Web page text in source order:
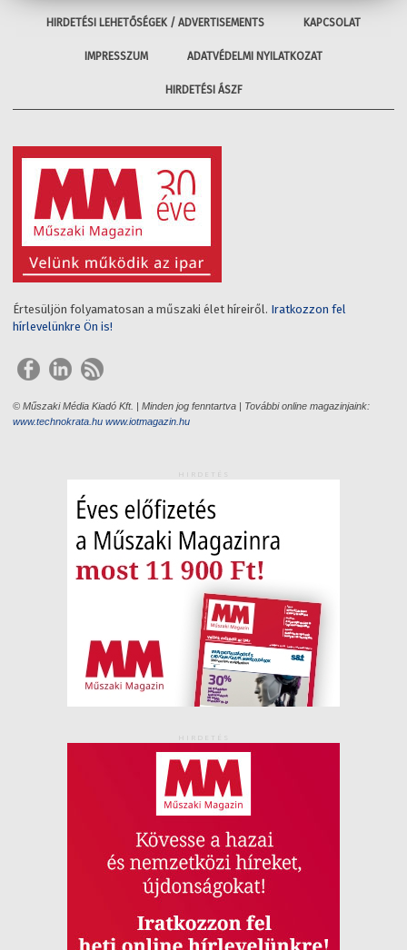
HIRDETÉSI LEHETŐSÉGEK / ADVERTISEMENTS KAPCSOLAT
IMPRESSZUM ADATVÉDELMI NYILATKOZAT
HIRDETÉSI ÁSZF
Értesüljön folyamatosan a műszaki élet híreiről. Iratkozzon fel
hírlevelünkre Ön is!
© Műszaki Média Kiadó Kft. | Minden jog fenntartva | További online magazinjaink:
www.technokrata.hu www.iotmagazin.hu
HIRDETÉS
HIRDETÉS